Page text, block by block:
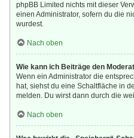
phpBB Limited nichts mit dieser
einen Administrator, sofern du die
wurdest.
Nach oben
Wie kann ich Beiträge den
Wenn ein Administrator die
hat, siehst du eine Schaltfläche in
melden. Du wirst dann durch die
Nach oben